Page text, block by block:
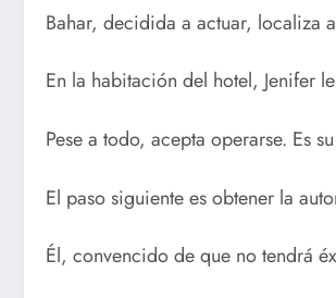
Bahar, decidida a actuar, localiza
En la habitación del hotel, Jenifer
Pese a todo, acepta operarse. Es
El paso siguiente es obtener la
Él, convencido de que no tendrá